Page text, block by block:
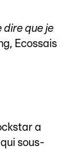
dire que je
Ecossais
a
sous-